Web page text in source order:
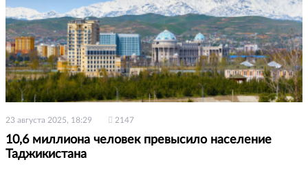
23 августа 2025, 18:29 2147
10,6 миллиона человек превысило население
Таджикистана